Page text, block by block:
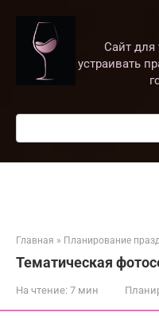
контенту
Сайт для
устраивать
Поиск:
Главная » Планирование
Тематическая
На чтение: 7 мин